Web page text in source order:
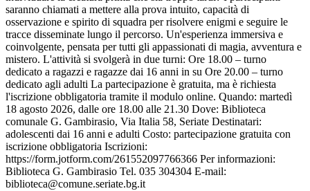
saranno chiamati a mettere alla prova intuito, capacità di
osservazione e spirito di squadra per risolvere enigmi e seguire le
tracce disseminate lungo il percorso. Un'esperienza immersiva e
coinvolgente, pensata per tutti gli appassionati di magia, avventura e
mistero. L'attività si svolgerà in due turni: Ore 18.00 – turno
dedicato a ragazzi e ragazze dai 16 anni in su Ore 20.00 – turno
dedicato agli adulti La partecipazione è gratuita, ma è richiesta
l'iscrizione obbligatoria tramite il modulo online. Quando: martedì
18 agosto 2026, dalle ore 18.00 alle 21.30 Dove: Biblioteca
comunale G. Gambirasio, Via Italia 58, Seriate Destinatari:
adolescenti dai 16 anni e adulti Costo: partecipazione gratuita con
iscrizione obbligatoria Iscrizioni:
https://form.jotform.com/261552097766366 Per informazioni:
Biblioteca G. Gambirasio Tel. 035 304304 E-mail:
biblioteca@comune.seriate.bg.it